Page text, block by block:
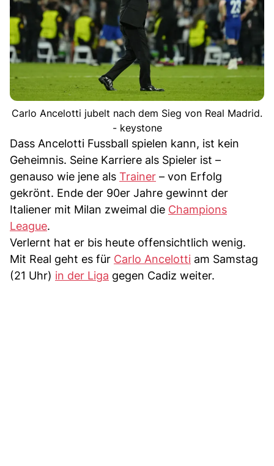
Carlo Ancelotti jubelt nach dem Sieg von Real Madrid.
- keystone
Dass Ancelotti Fussball spielen kann, ist kein
Geheimnis. Seine Karriere als Spieler ist –
genauso wie jene als Trainer – von Erfolg
gekrönt. Ende der 90er Jahre gewinnt der
Italiener mit Milan zweimal die Champions
League.
Verlernt hat er bis heute offensichtlich wenig.
Mit Real geht es für Carlo Ancelotti am Samstag
(21 Uhr) in der Liga gegen Cadiz weiter.